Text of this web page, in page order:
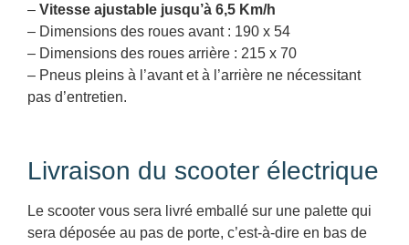
– Vitesse ajustable jusqu’à 6,5 Km/h
– Dimensions des roues avant : 190 x 54
– Dimensions des roues arrière : 215 x 70
– Pneus pleins à l’avant et à l’arrière ne nécessitant
pas d’entretien.
Livraison du scooter électrique
Le scooter vous sera livré emballé sur une palette qui
sera déposée au pas de porte, c’est-à-dire en bas de